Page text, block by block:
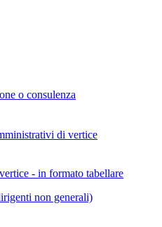
o consulenza
di vertice
- in formato tabellare
non generali)